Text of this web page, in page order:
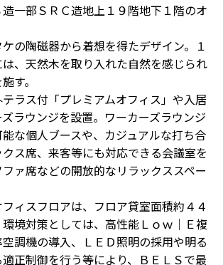
一部ＳＲＣ造地上１９階地下１階のオ
の陶磁器から着想を得たデザイン。１
、天然木を取り入れた自然を感じられ
す。
ラス付「プレミアムオフィス」や入居
ラウンジを設置。ワーカーズラウンジ
な個人ブースや、カジュアルな打ち合
ス席、来客等にも対応できる会議室を
ァ席などの開放的なリラックススペー
ィスフロアは、フロア貸室面積約４４
境対策としては、高性能Ｌｏｗ｜Ｅ複
調機の導入、ＬＥＤ照明の採用や明る
正制御を行う等により、ＢＥＬＳで最